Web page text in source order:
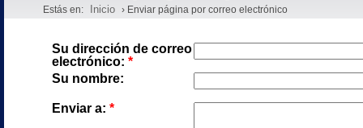
Estás en: Inicio › Enviar página por correo electrónico
Su dirección de correo
electrónico: *
Su nombre:
Enviar a: *